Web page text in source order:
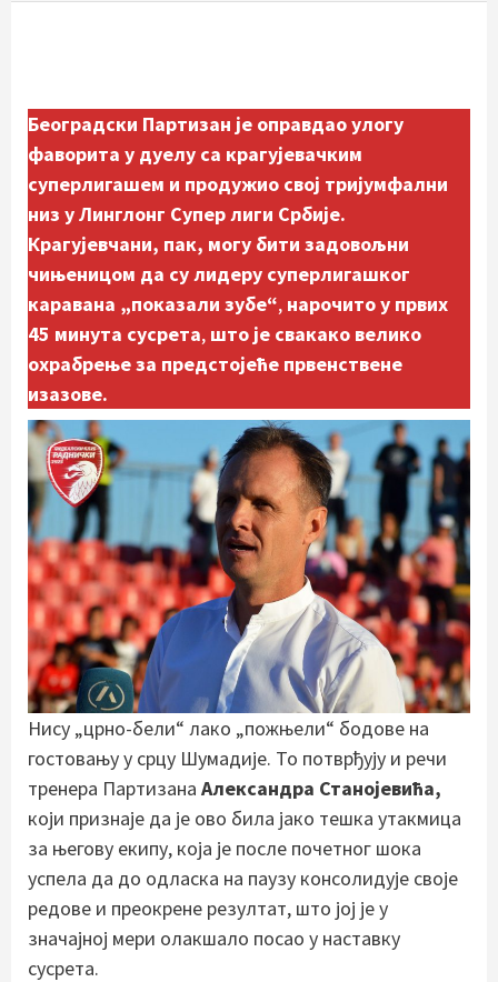
Београдски Партизан је оправдао улогу
фаворита у дуелу са крагујевачким
суперлигашем и продужио свој тријумфални
низ у Линглонг Супер лиги Србије.
Крагујевчани, пак, могу бити задовољни
чињеницом да су лидеру суперлигашког
каравана „показали зубе“, нарочито у првих
45 минута сусрета, што је свакако велико
охрабрење за предстојеће првенствене
изазове.
Нису „црно-бели“ лако „пожњели“ бодове на
гостовању у срцу Шумадије. То потврђују и речи
тренера Партизана Александра Станојевића,
који признаје да је ово била јако тешка утакмица
за његову екипу, која је после почетног шока
успела да до одласка на паузу консолидује своје
редове и преокрене резултат, што јој је у
значајној мери олакшало посао у наставку
сусрета.